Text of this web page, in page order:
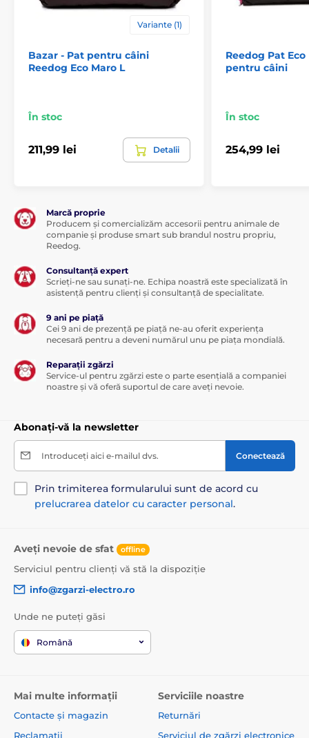
Variante (1)
Bazar - Pat pentru câini
Reedog Eco Maro L
În stoc
211,99 lei Detalii
Reedog Pat Eco
pentru câini
În stoc
254,99 lei
Marcă proprie
Producem și comercializăm accesorii pentru animale de
companie și produse smart sub brandul nostru propriu,
Reedog.
Consultanță expert
Scrieți-ne sau sunați-ne. Echipa noastră este specializată în
asistență pentru clienți și consultanță de specialitate.
9 ani pe piață
Cei 9 ani de prezență pe piață ne-au oferit experiența
necesară pentru a deveni numărul unu pe piața mondială.
Reparații zgărzi
Service-ul pentru zgărzi este o parte esențială a companiei
noastre și vă oferă suportul de care aveți nevoie.
Abonați-vă la newsletter
Introduceți aici e-mailul dvs. Conectează
Prin trimiterea formularului sunt de acord cu
prelucrarea datelor cu caracter personal.
Aveți nevoie de sfat offline
Serviciul pentru clienți vă stă la dispoziție
info@zgarzi-electro.ro
Unde ne puteți găsi
Română
Mai multe informații
Contacte și magazin
Reclamații
Serviciile noastre
Returnări
Serviciul de zgărzi electronice